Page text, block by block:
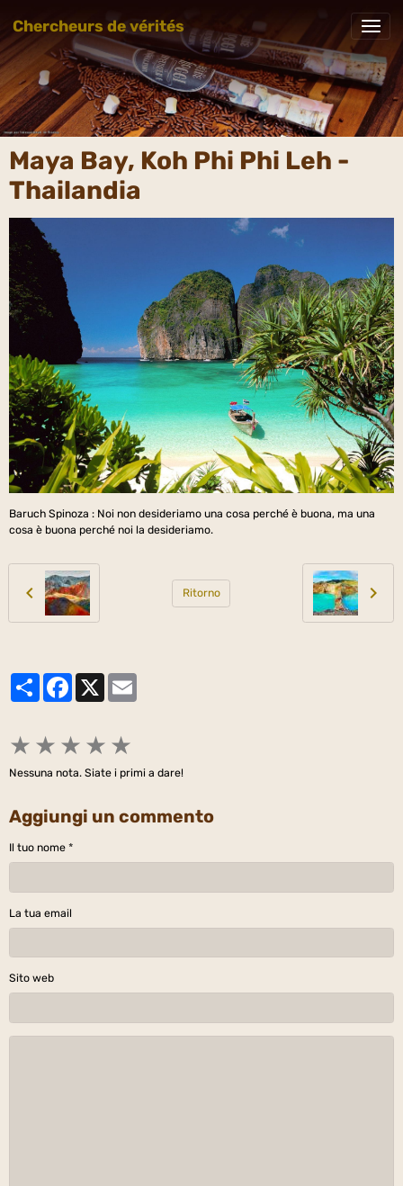
Chercheurs de vérités
Maya Bay, Koh Phi Phi Leh -
Thailandia
Baruch Spinoza : Noi non desideriamo una cosa perché è buona, ma una
cosa è buona perché noi la desideriamo.
Ritorno
PartagerFacebook
★ ★ ★ ★ ★
Nessuna nota. Siate i primi a dare!
Aggiungi un commento
Il tuo nome
La tua email
Sito web